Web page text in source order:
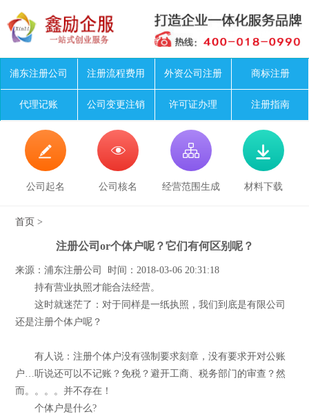
浦东注册公司 注册流程费用 外资公司注册 商标注册
代理记账 公司变更注销 许可证办理 注册指南

公司起名

公司核名

经营范围生成

材料下载
首页 >
注册公司or个体户呢？它们有何区别呢？
来源：浦东注册公司 时间：2018-03-06 20:31:18
持有营业执照才能合法经营。
这时就迷茫了：对于同样是一纸执照，我们到底是有限公司
还是注册个体户呢？
有人说：注册个体户没有强制要求刻章，没有要求开对公账
户…听说还可以不记账？免税？避开工商、税务部门的审查？然
而。。。。并不存在！
个体户是什么?